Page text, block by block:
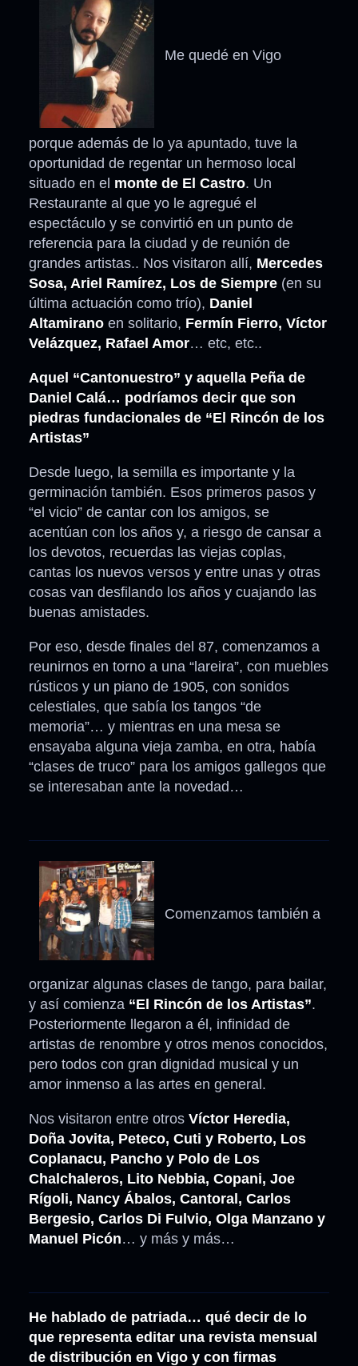
Me quedé en Vigo
porque además de lo ya apuntado, tuve la
oportunidad de regentar un hermoso local
situado en el monte de El Castro. Un
Restaurante al que yo le agregué el
espectáculo y se convirtió en un punto de
referencia para la ciudad y de reunión de
grandes artistas.. Nos visitaron allí, Mercedes
Sosa, Ariel Ramírez, Los de Siempre (en su
última actuación como trío), Daniel
Altamirano en solitario, Fermín Fierro, Víctor
Velázquez, Rafael Amor… etc, etc..
Aquel “Cantonuestro” y aquella Peña de
Daniel Calá… podríamos decir que son
piedras fundacionales de “El Rincón de los
Artistas”
Desde luego, la semilla es importante y la
germinación también. Esos primeros pasos y
“el vicio” de cantar con los amigos, se
acentúan con los años y, a riesgo de cansar a
los devotos, recuerdas las viejas coplas,
cantas los nuevos versos y entre unas y otras
cosas van desfilando los años y cuajando las
buenas amistades.
Por eso, desde finales del 87, comenzamos a
reunirnos en torno a una “lareira”, con muebles
rústicos y un piano de 1905, con sonidos
celestiales, que sabía los tangos “de
memoria”… y mientras en una mesa se
ensayaba alguna vieja zamba, en otra, había
“clases de truco” para los amigos gallegos que
se interesaban ante la novedad…
Comenzamos también a
organizar algunas clases de tango, para bailar,
y así comienza “El Rincón de los Artistas”.
Posteriormente llegaron a él, infinidad de
artistas de renombre y otros menos conocidos,
pero todos con gran dignidad musical y un
amor inmenso a las artes en general.
Nos visitaron entre otros Víctor Heredia,
Doña Jovita, Peteco, Cuti y Roberto, Los
Coplanacu, Pancho y Polo de Los
Chalchaleros, Lito Nebbia, Copani, Joe
Rígoli, Nancy Ábalos, Cantoral, Carlos
Bergesio, Carlos Di Fulvio, Olga Manzano y
Manuel Picón… y más y más…
He hablado de patriada… qué decir de lo
que representa editar una revista mensual
de distribución en Vigo y con firmas